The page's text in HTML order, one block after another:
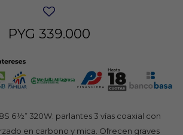
PYG 339.000
6½” 320W: parlantes 3 vías coaxial con
en carbono y mica. Ofrecen graves